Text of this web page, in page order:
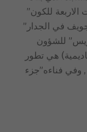
للكون”
في الجدار”
للشؤون
هي تطور
, وفي فناءه”جزء